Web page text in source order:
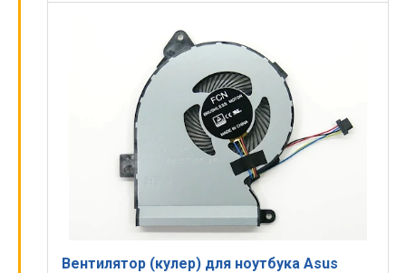
Вентилятор (кулер) для ноутбука Asus